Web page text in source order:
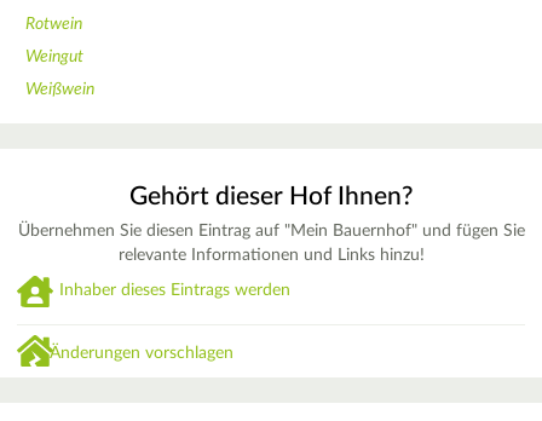
Rotwein
Weingut
Weißwein
Gehört dieser Hof Ihnen?
Übernehmen Sie diesen Eintrag auf "Mein Bauernhof" und fügen Sie
relevante Informationen und Links hinzu!
Inhaber dieses Eintrags werden
Änderungen vorschlagen